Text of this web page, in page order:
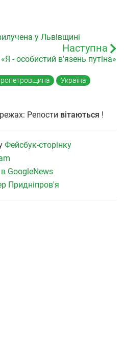
у Львівщині
Наступна
- особистий в'язень путіна»
Україна
Репости вітаються !
Фейсбук-сторінку
GoogleNews
Придніпров'я